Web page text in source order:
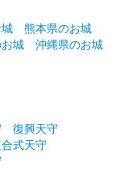
イラストが描かれ
熊本県のお城
城 沖縄県のお城
復興天守
式天守